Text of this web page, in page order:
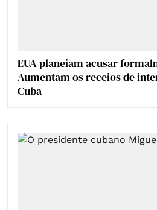
EUA planeiam acusar
Aumentam os receios de
Cuba